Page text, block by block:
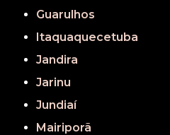
Guarulhos
Itaquaquecetuba
Jandira
Jarinu
Jundiaí
Mairiporã